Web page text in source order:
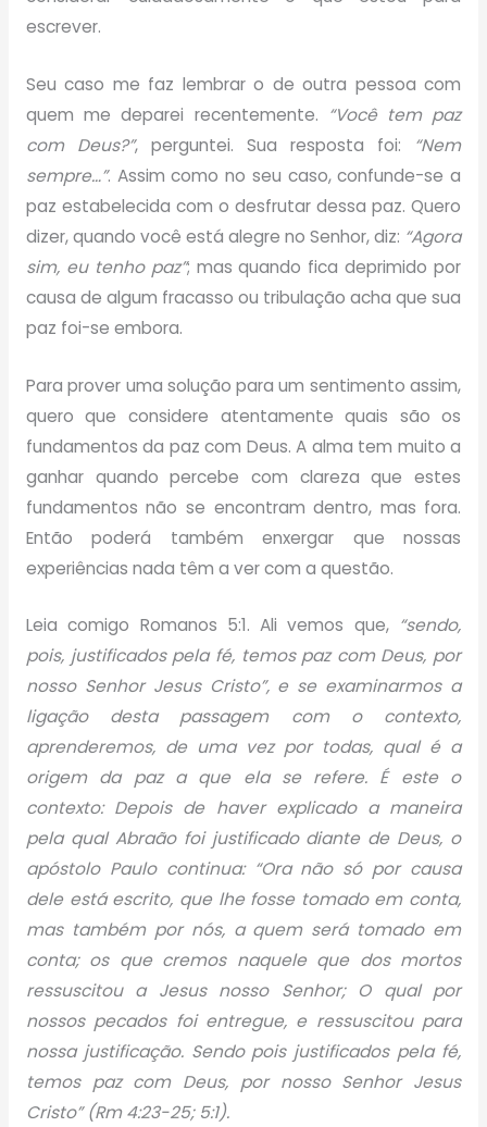
escrever.
Seu caso me faz lembrar o de outra pessoa com
quem me deparei recentemente. “Você tem paz
com Deus?”, perguntei. Sua resposta foi: “Nem
sempre…”. Assim como no seu caso, confunde-se a
paz estabelecida com o desfrutar dessa paz. Quero
dizer, quando você está alegre no Senhor, diz: “Agora
sim, eu tenho paz”; mas quando fica deprimido por
causa de algum fracasso ou tribulação acha que sua
paz foi-se embora.
Para prover uma solução para um sentimento assim,
quero que considere atentamente quais são os
fundamentos da paz com Deus. A alma tem muito a
ganhar quando percebe com clareza que estes
fundamentos não se encontram dentro, mas fora.
Então poderá também enxergar que nossas
experiências nada têm a ver com a questão.
Leia comigo Romanos 5:1. Ali vemos que, “sendo,
pois, justificados pela fé, temos paz com Deus, por
nosso Senhor Jesus Cristo”, e se examinarmos a
ligação desta passagem com o contexto,
aprenderemos, de uma vez por todas, qual é a
origem da paz a que ela se refere. É este o
contexto: Depois de haver explicado a maneira
pela qual Abraão foi justificado diante de Deus, o
apóstolo Paulo continua: “Ora não só por causa
dele está escrito, que lhe fosse tomado em conta,
mas também por nós, a quem será tomado em
conta; os que cremos naquele que dos mortos
ressuscitou a Jesus nosso Senhor; O qual por
nossos pecados foi entregue, e ressuscitou para
nossa justificação. Sendo pois justificados pela fé,
temos paz com Deus, por nosso Senhor Jesus
Cristo” (Rm 4:23-25; 5:1).